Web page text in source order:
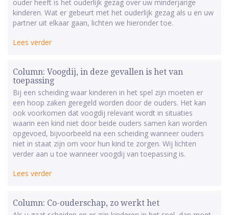
ouder heeft is het ouderlijk gezag over uw minderjarige
kinderen. Wat er gebeurt met het ouderlijk gezag als u en uw
partner uit elkaar gaan, lichten we hieronder toe.
Lees verder
Column: Voogdij, in deze gevallen is het van
toepassing
Bij een scheiding waar kinderen in het spel zijn moeten er
een hoop zaken geregeld worden door de ouders. Het kan
ook voorkomen dat voogdij relevant wordt in situaties
waarin een kind niet door beide ouders samen kan worden
opgevoed, bijvoorbeeld na een scheiding wanneer ouders
niet in staat zijn om voor hun kind te zorgen. Wij lichten
verder aan u toe wanneer voogdij van toepassing is.
Lees verder
Column: Co-ouderschap, zo werkt het